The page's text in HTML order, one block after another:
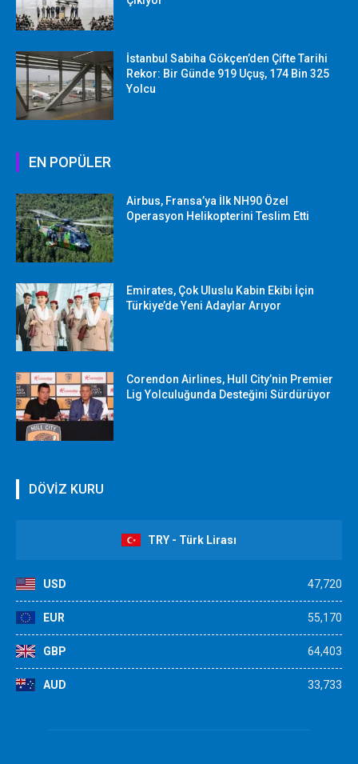
İstanbul Sabiha Gökçen’den Çifte Tarihi
Rekor: Bir Günde 919 Uçuş, 174 Bin 325
Yolcu
EN POPÜLER
Airbus, Fransa’ya İlk NH90 Özel
Operasyon Helikopterini Teslim Etti
Emirates, Çok Uluslu Kabin Ekibi İçin
Türkiye’de Yeni Adaylar Arıyor
Corendon Airlines, Hull City’nin Premier
Lig Yolculuğunda Desteğini Sürdürüyor
DÖVİZ KURU
TRY - Türk Lirası
USD 47,720
EUR 55,170
GBP 64,403
AUD 33,733